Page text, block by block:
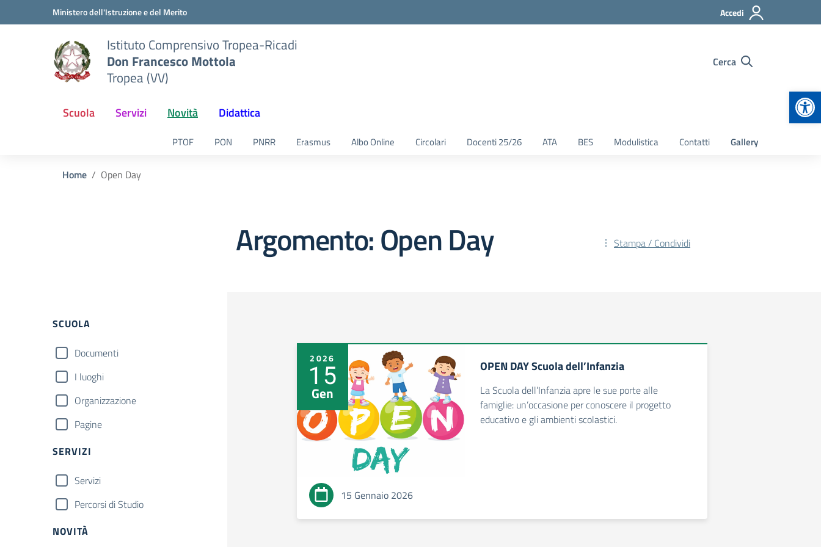
Vai ai contenuti
Vai al menu di navigazioneMinistero dell'Istruzione e del Merito Accedi
Istituto Comprensivo Tropea-Ricadi
Don Francesco Mottola
Tropea (VV)
Cerca
Scuola Servizi Novità Didattica
PTOF PON PNRR Erasmus Albo Online Circolari Docenti 25/26 ATA BES Modulistica Contatti Gallery
Home Open Day
Argomento: Open Day Stampa / Condividi
Filtri
SCUOLA
Documenti
I luoghi
Organizzazione
Pagine
SERVIZI
Servizi
Percorsi di Studio
NOVITÀ
2026
15
Gen
OPEN DAY Scuola dell’Infanzia
La Scuola dell’Infanzia apre le sue porte alle
famiglie: un’occasione per conoscere il progetto
educativo e gli ambienti scolastici.
15 Gennaio 2026